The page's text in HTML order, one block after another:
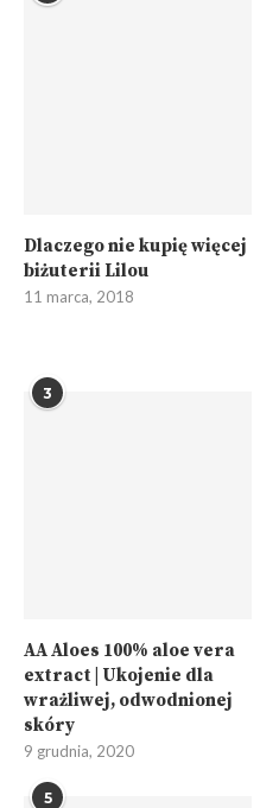
Dlaczego nie kupię więcej
biżuterii Lilou
11 marca, 2018
3
AA Aloes 100% aloe vera
extract | Ukojenie dla
wrażliwej, odwodnionej
skóry
9 grudnia, 2020
5